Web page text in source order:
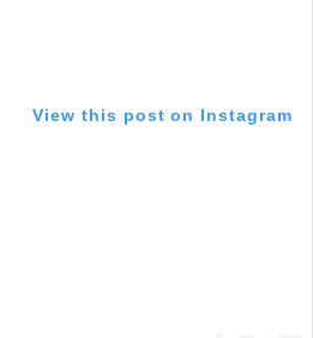
View this post on Instagram